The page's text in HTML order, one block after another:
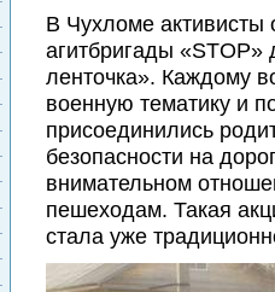
В Чухломе
агитбригады «STOP»
ленточка». Каждому
военную тематику и
присоединились
безопасности на
внимательном
пешеходам. Такая
стала уже